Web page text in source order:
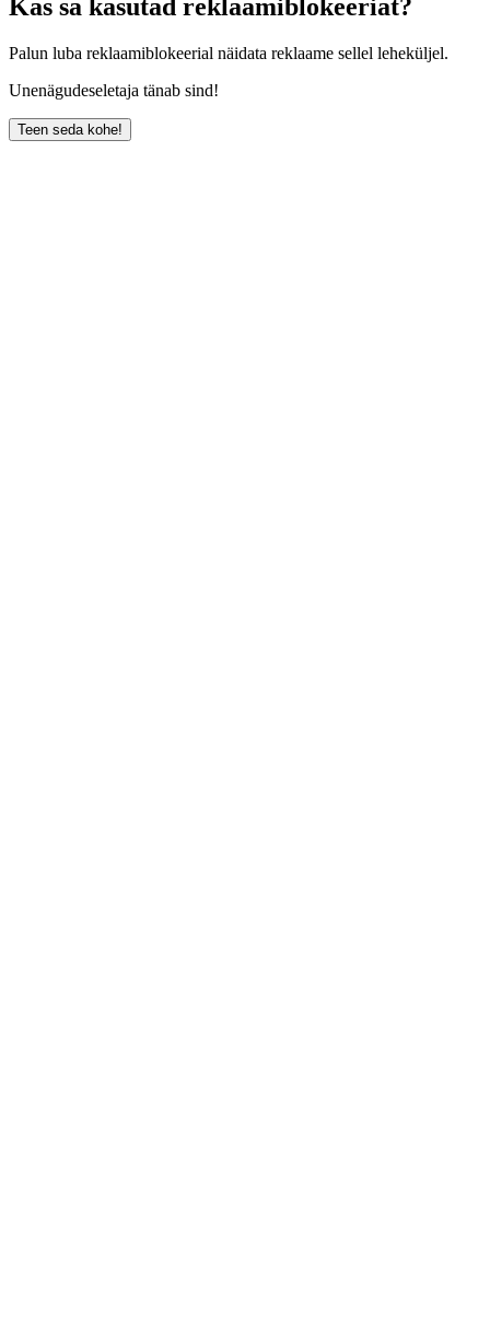
Kas sa kasutad reklaamiblokeeriat?
Palun luba reklaamiblokeerial näidata reklaame sellel leheküljel.
Unenägudeseletaja tänab sind!
Teen seda kohe!